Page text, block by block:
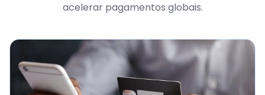
acelerar pagamentos globais.